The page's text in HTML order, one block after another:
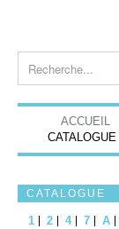
ACCUEIL
CATALOGUE
CATALOGUE
1 2 4 7 A